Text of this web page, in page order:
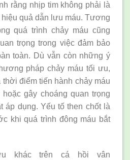
rằng nhịp tim không phải là
quả dẫn lưu máu. Tương
quá trình chảy máu cũng
trọng trong việc đảm bảo
toàn. Dù vẫn còn những ý
pháp chảy máu tối ưu,
điểm tiến hành chảy máu
gây choáng quan trọng
áp dụng. Yếu tố then chốt là
khi quá trình đông máu bắt
khác trên cá hồi vân